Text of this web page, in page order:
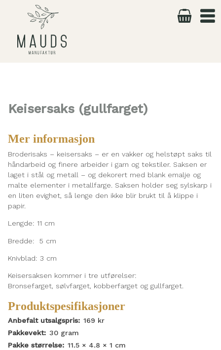
Keisersaks (gullfarget)
Mer informasjon
Broderisaks – keisersaks – er en vakker og helstøpt saks til
håndarbeid og finere arbeider i garn og tekstiler. Saksen er
laget i stål og metall – og dekorert med blank emalje og
malte elementer i metallfarge. Saksen holder seg sylskarp i
en liten evighet, så lenge den ikke blir brukt til å klippe i
papir.
Lengde: 11 cm
Bredde: 5 cm
Knivblad: 3 cm
Keisersaksen kommer i tre utførelser:
Bronsefarget, sølvfarget, kobberfarget og gullfarget.
Produktspesifikasjoner
Anbefalt utsalgspris: 169 kr
Pakkevekt: 30 gram
Pakke størrelse: 11.5 × 4.8 × 1 cm